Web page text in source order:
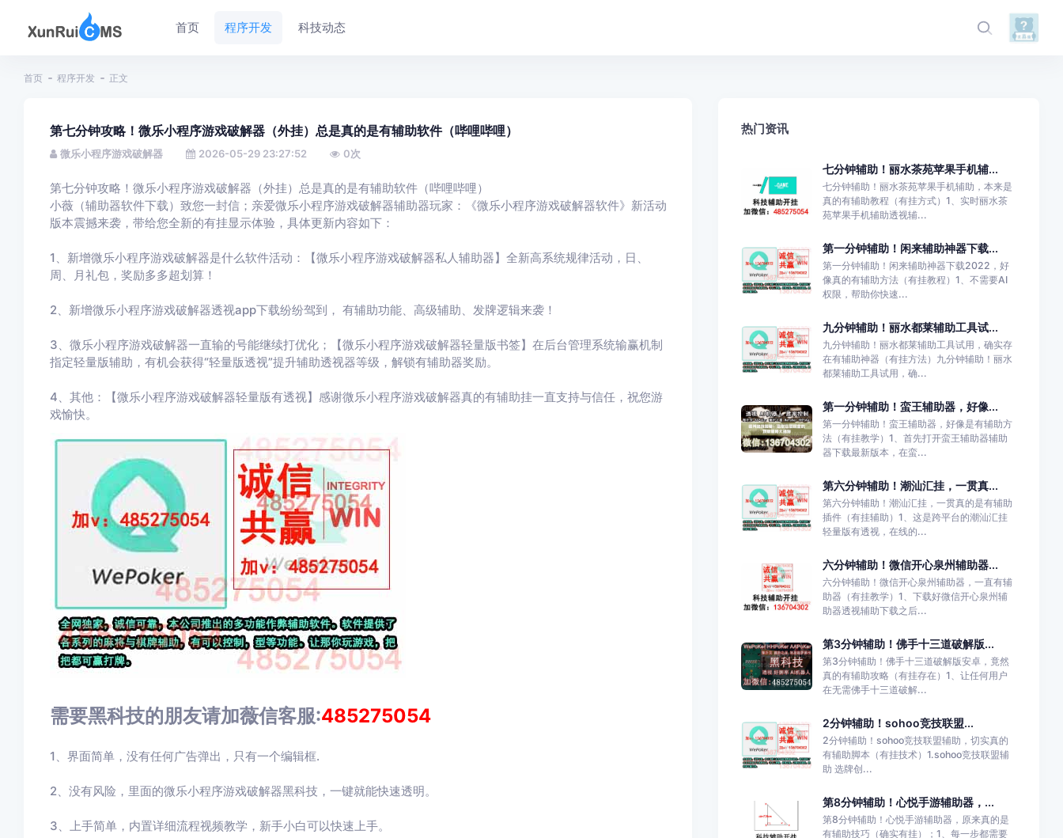
首页 程序开发 科技动态
首页 程序开发 正文
第七分钟攻略！微乐小程序游戏破解器（外挂）总是真的是有辅助软件（哔哩哔哩）
微乐小程序游戏破解器 2026-05-29 23:27:52 0次
第七分钟攻略！微乐小程序游戏破解器（外挂）总是真的是有辅助软件（哔哩哔哩）
小薇（辅助器软件下载）致您一封信；亲爱微乐小程序游戏破解器辅助器玩家：《微乐小程序游戏破解器软件》新活动
版本震撼来袭，带给您全新的有挂显示体验，具体更新内容如下：
1、新增微乐小程序游戏破解器是什么软件活动：【微乐小程序游戏破解器私人辅助器】全新高系统规律活动，日、
周、月礼包，奖励多多超划算！
2、新增微乐小程序游戏破解器透视app下载纷纷驾到， 有辅助功能、高级辅助、发牌逻辑来袭！
3、微乐小程序游戏破解器一直输的号能继续打优化；【微乐小程序游戏破解器轻量版书签】在后台管理系统输赢机制
指定轻量版辅助，有机会获得“轻量版透视”提升辅助透视器等级，解锁有辅助器奖励。
4、其他：【微乐小程序游戏破解器轻量版有透视】感谢微乐小程序游戏破解器真的有辅助挂一直支持与信任，祝您游
戏愉快。
需要黑科技的朋友请加薇信客服:485275054
1、界面简单，没有任何广告弹出，只有一个编辑框.
2、没有风险，里面的微乐小程序游戏破解器黑科技，一键就能快速透明。
3、上手简单，内置详细流程视频教学，新手小白可以快速上手。
热门资讯
七分钟辅助！丽水茶苑苹果手机辅...
七分钟辅助！丽水茶苑苹果手机辅助，本来是
真的有辅助教程（有挂方式）1、实时丽水茶
苑苹果手机辅助透视辅...
第一分钟辅助！闲来辅助神器下载...
第一分钟辅助！闲来辅助神器下载2022，好
像真的有辅助方法（有挂教程）1、不需要AI
权限，帮助你快速...
九分钟辅助！丽水都莱辅助工具试...
九分钟辅助！丽水都莱辅助工具试用，确实存
在有辅助神器（有挂方法）九分钟辅助！丽水
都莱辅助工具试用，确...
第一分钟辅助！蛮王辅助器，好像...
第一分钟辅助！蛮王辅助器，好像是有辅助方
法（有挂教学）1、首先打开蛮王辅助器辅助
器下载最新版本，在蛮...
第六分钟辅助！潮汕汇挂，一贯真...
第六分钟辅助！潮汕汇挂，一贯真的是有辅助
插件（有挂辅助）1、这是跨平台的潮汕汇挂
轻量版有透视，在线的...
六分钟辅助！微信开心泉州辅助器...
六分钟辅助！微信开心泉州辅助器，一直有辅
助器（有挂教学）1、下载好微信开心泉州辅
助器透视辅助下载之后...
第3分钟辅助！佛手十三道破解版...
第3分钟辅助！佛手十三道破解版安卓，竟然
真的有辅助攻略（有挂存在）1、让任何用户
在无需佛手十三道破解...
2分钟辅助！sohoo竞技联盟...
2分钟辅助！sohoo竞技联盟辅助，切实真的
有辅助脚本（有挂技术）1.sohoo竞技联盟辅
助 选牌创...
第8分钟辅助！心悦手游辅助器，...
第8分钟辅助！心悦手游辅助器，原来真的是
有辅助技巧（确实有挂）；1、每一步都需要